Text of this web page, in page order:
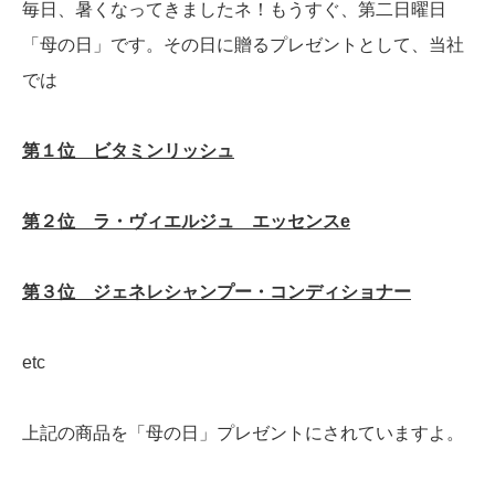
毎日、暑くなってきましたネ！もうすぐ、第二日曜日
「母の日」です。その日に贈るプレゼントとして、当社
では
第１位 ビタミンリッシュ
第２位 ラ・ヴィエルジュ エッセンスe
第３位 ジェネレシャンプー・コンディショナー
etc
上記の商品を「母の日」プレゼントにされていますよ。